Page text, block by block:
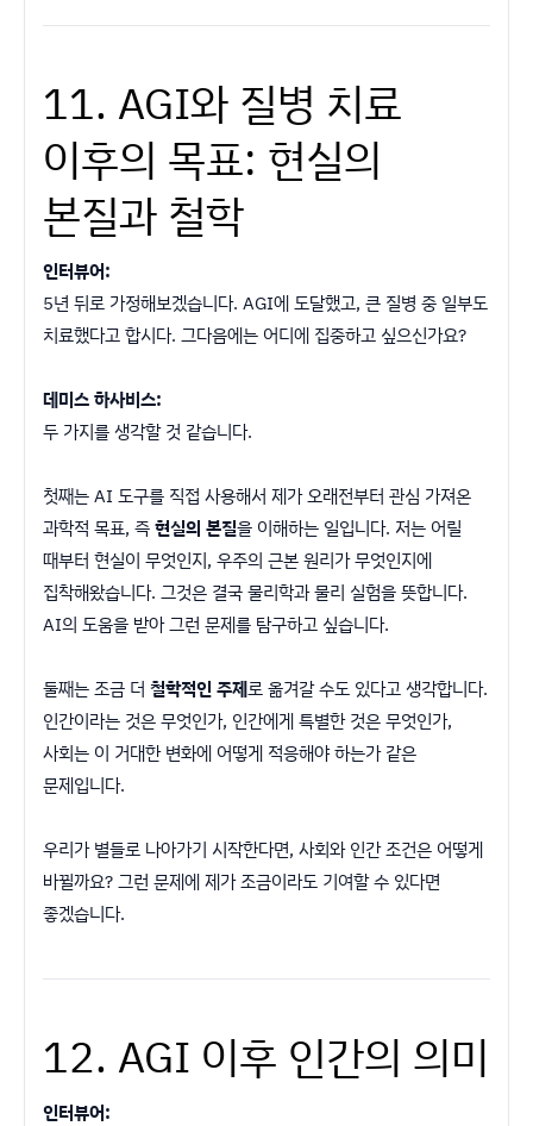
11. AGI와 질병 치료
이후의 목표: 현실의
본질과 철학
인터뷰어:
5년 뒤로 가정해보겠습니다. AGI에 도달했고, 큰 질병 중 일부도
치료했다고 합시다. 그다음에는 어디에 집중하고 싶으신가요?
데미스 하사비스:
두 가지를 생각할 것 같습니다.
첫째는 AI 도구를 직접 사용해서 제가 오래전부터 관심 가져온
과학적 목표, 즉현실의 본질을 이해하는 일입니다. 저는 어릴
때부터 현실이 무엇인지, 우주의 근본 원리가 무엇인지에
집착해왔습니다. 그것은 결국 물리학과 물리 실험을 뜻합니다.
AI의 도움을 받아 그런 문제를 탐구하고 싶습니다.
둘째는 조금 더 철학적인 주제로 옮겨갈 수도 있다고 생각합니다.
인간이라는 것은 무엇인가, 인간에게 특별한 것은 무엇인가,
사회는 이 거대한 변화에 어떻게 적응해야 하는가 같은
문제입니다.
우리가 별들로 나아가기 시작한다면, 사회와 인간 조건은 어떻게
바뀔까요? 그런 문제에 제가 조금이라도 기여할 수 있다면
좋겠습니다.
12. AGI 이후 인간의 의미
인터뷰어: